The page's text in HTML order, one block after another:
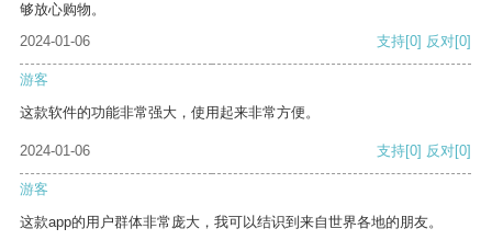
够放心购物。
2024-01-06
支持[0] 反对[0]
游客
这款软件的功能非常强大，使用起来非常方便。
2024-01-06 支持[0] 反对[0]
游客
这款app的用户群体非常庞大，我可以结识到来自世界各地的朋友。